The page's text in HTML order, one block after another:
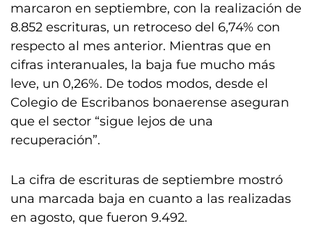
marcaron en septiembre, con la realización de
8.852 escrituras, un retroceso del 6,74% con
respecto al mes anterior. Mientras que en
cifras interanuales, la baja fue mucho más
leve, un 0,26%. De todos modos, desde el
Colegio de Escribanos bonaerense aseguran
que el sector “sigue lejos de una
recuperación”.
La cifra de escrituras de septiembre mostró
una marcada baja en cuanto a las realizadas
en agosto, que fueron 9.492.